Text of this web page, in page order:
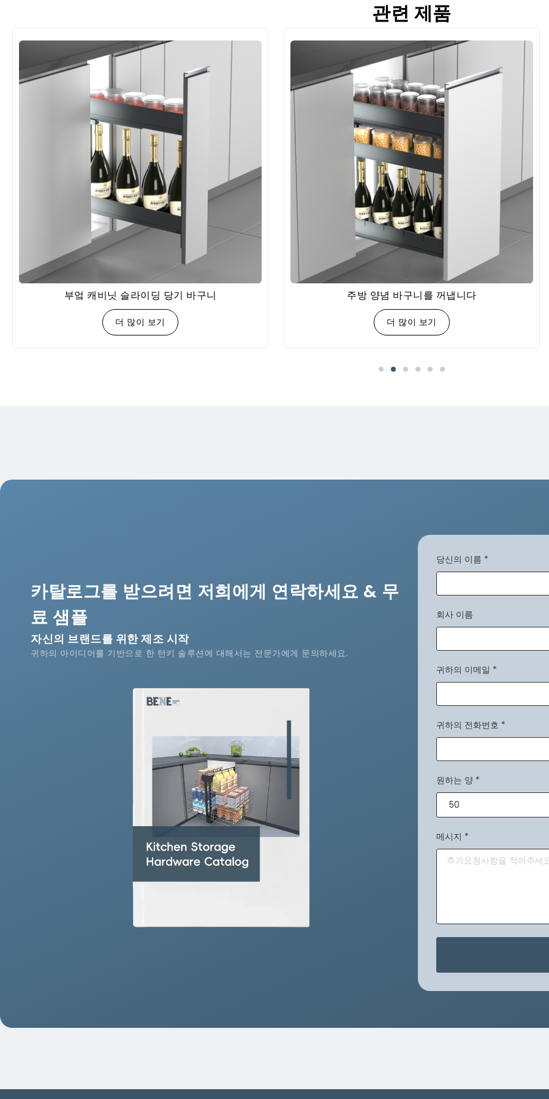
관련 제품
부엌 캐비닛 슬라이딩 당기 바구니
더 많이 보기
주방 양념 바구니를 꺼냅니다
더 많이 보기
카탈로그를 받으려면 저희에게 연락하세요 & 무
료 샘플
자신의 브랜드를 위한 제조 시작
귀하의 아이디어를 기반으로 한 턴키 솔루션에 대해서는 전문가에게 문의하세요.
당신의 이름 *
회사 이름
귀하의 이메일 *
귀하의 전화번호 *
원하는 양 *
메시지 *